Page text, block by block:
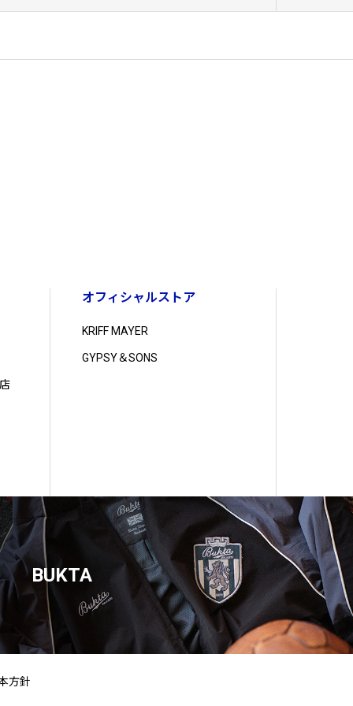
オフィシャルストア
KRIFF MAYER
GYPSY＆SONS
BUKTA
方針